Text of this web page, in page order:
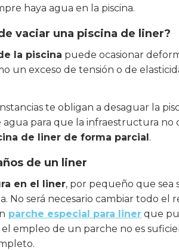
haya agua en la piscina.
vaciar una piscina de liner?
la piscina puede ocasionar
un exceso de tensión o de
te obligan a desaguar la
para que la infraestructura no
de liner de forma parcial.
de un liner
en el liner, por pequeño que sea
No será necesario cambiar todo el
parche especial para liner que
el empleo de un parche no es